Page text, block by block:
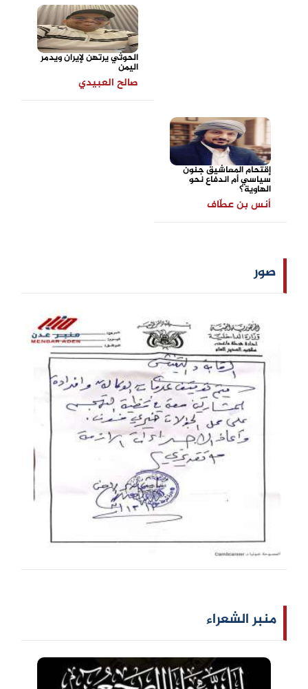
الحوثي يرتهن لإيران ويدمر
اليمن
صالح العبيدي
إقتحام المعاشيق جنون
سياسي أم اندفاع نحو
الهاوية؟
أنس بن عطّاف
صور
منبر الشعراء